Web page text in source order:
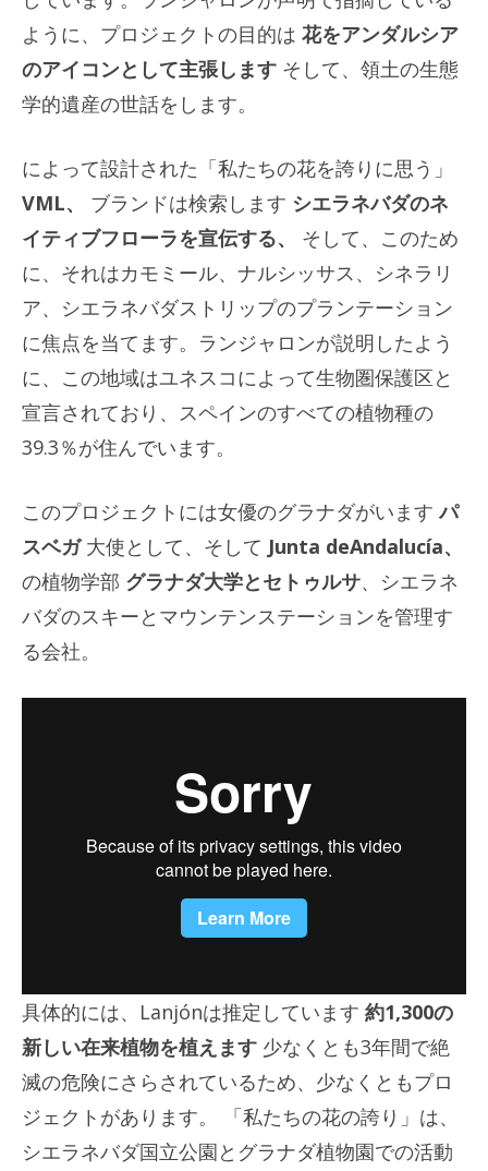
ように、プロジェクトの目的は 花をアンダルシア
のアイコンとして主張します そして、領土の生態
学的遺産の世話をします。
によって設計された「私たちの花を誇りに思う」
VML、
ブランドは検索します シエラネバダのネ
イティブフローラを宣伝する、
そして、このため
に、それはカモミール、ナルシッサス、シネラリ
ア、シエラネバダストリップのプランテーション
に焦点を当てます。ランジャロンが説明したよう
に、この地域はユネスコによって生物圏保護区と
宣言されており、スペインのすべての植物種の
39.3％が住んでいます。
このプロジェクトには女優のグラナダがいます パ
スベガ大使として、そして Junta deAndalucía、
の植物学部 グラナダ大学とセトゥルサ、シエラネ
バダのスキーとマウンテンステーションを管理す
る会社。
具体的には、Lanjónは推定しています 約1,300の
新しい在来植物を植えます 少なくとも3年間で絶
滅の危険にさらされているため、少なくともプロ
ジェクトがあります。 「私たちの花の誇り」は、
シエラネバダ国立公園とグラナダ植物園での活動